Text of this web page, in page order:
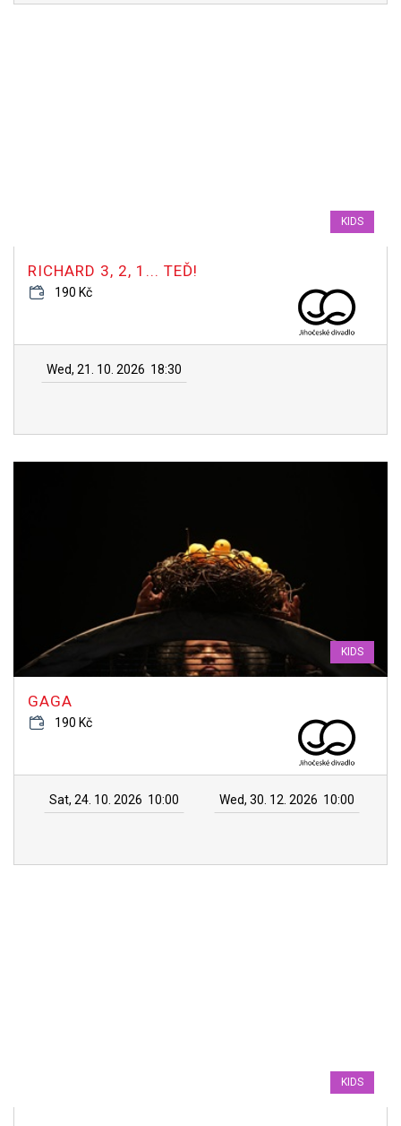
KIDS
RICHARD 3, 2, 1... TEĎ!
190 Kč
Wed, 21. 10. 2026 18:30
KIDS
GAGA
190 Kč
Sat, 24. 10. 2026 10:00 Wed, 30. 12. 2026 10:00
KIDS